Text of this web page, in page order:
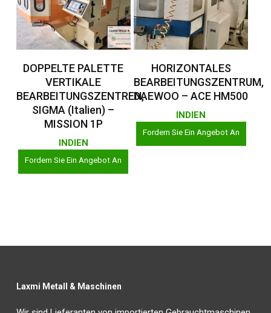
DOPPELTE PALETTE
VERTIKALE
BEARBEITUNGSZENTREN,
SIGMA (Italien) –
MISSION 1P
INDIEN
Fordern Sie Ein Angebot An
HORIZONTALES
BEARBEITUNGSZENTRUM,
DAEWOO – ACE HM500
INDIEN
Fordern Sie Ein Angebot An
Laxmi Metall & Maschinen